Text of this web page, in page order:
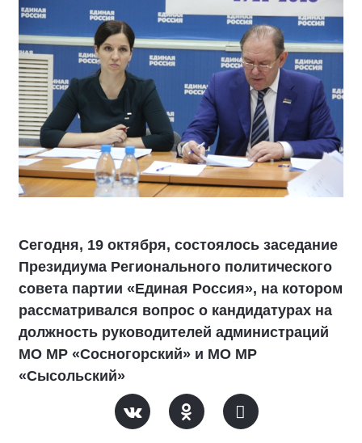
Сегодня, 19 октября, состоялось заседание
Президиума Регионального политического
совета партии «Единая Россия», на котором
рассматривался вопрос о кандидатурах на
должность руководителей администраций
МО МР «Сосногорский» и МО МР
«Сысольский»